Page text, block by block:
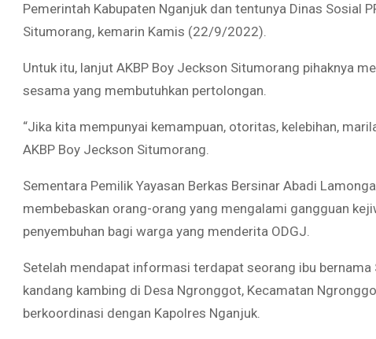
Pemerintah Kabupaten Nganjuk dan tentunya Dinas Sosial
Situmorang, kemarin Kamis (22/9/2022).
Untuk itu, lanjut AKBP Boy Jeckson Situmorang pihaknya
sesama yang membutuhkan pertolongan.
“Jika kita mempunyai kemampuan, otoritas, kelebihan,
AKBP Boy Jeckson Situmorang.
Sementara Pemilik Yayasan Berkas Bersinar Abadi
membebaskan orang-orang yang mengalami gangguan
penyembuhan bagi warga yang menderita ODGJ.
Setelah mendapat informasi terdapat seorang ibu
kandang kambing di Desa Ngronggot, Kecamatan
berkoordinasi dengan Kapolres Nganjuk.